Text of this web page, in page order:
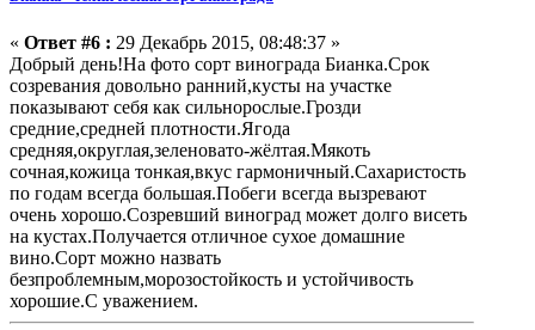
« Ответ #6 : 29 Декабрь 2015, 08:48:37 »
Добрый день!На фото сорт винограда Бианка.Срок
созревания довольно ранний,кусты на участке
показывают себя как сильнорослые.Грозди
средние,средней плотности.Ягода
средняя,округлая,зеленовато-жёлтая.Мякоть
сочная,кожица тонкая,вкус гармоничный.Сахаристость
по годам всегда большая.Побеги всегда вызревают
очень хорошо.Созревший виноград может долго висеть
на кустах.Получается отличное сухое домашние
вино.Сорт можно назвать
безпроблемным,морозостойкость и устойчивость
хорошие.С уважением.